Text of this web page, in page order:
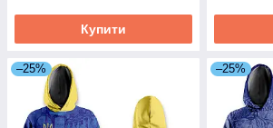
Купити
–25% –25%